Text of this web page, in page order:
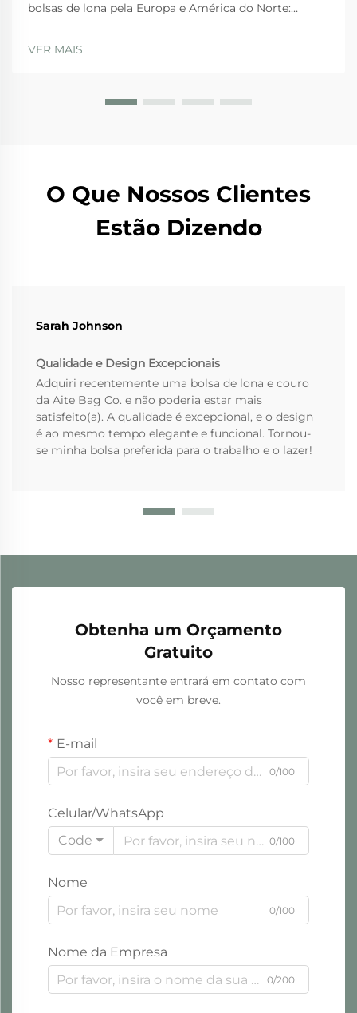
bolsas de lona pela Europa e América do Norte:
regulamentações da UE estão realmente levando as
VER MAIS
O Que Nossos Clientes
Estão Dizendo
Sarah Johnson
Qualidade e Design Excepcionais
Adquiri recentemente uma bolsa de lona e couro
da Aite Bag Co. e não poderia estar mais
satisfeito(a). A qualidade é excepcional, e o design
é ao mesmo tempo elegante e funcional. Tornou-
se minha bolsa preferida para o trabalho e o lazer!
Obtenha um Orçamento
Gratuito
Nosso representante entrará em contato com
você em breve.
E-mail
0/100
Celular/WhatsApp
Code
0/100
Nome
0/100
Nome da Empresa
0/200